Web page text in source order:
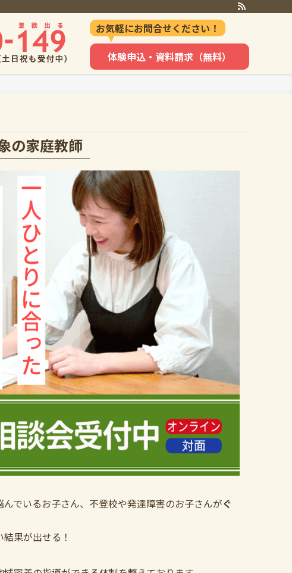
お気軽にお問合せください！
体験申込・資料請求（無料）
の家庭教師
でいるお子さん、不登校や発達障害のお子さんがぐ
果が出せる！